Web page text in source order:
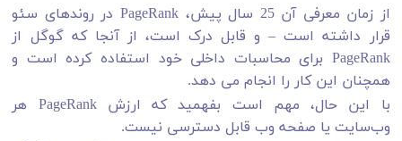
از زمان معرفی آن 25 سال پیش، PageRank در روندهای سئو
قرار داشته است – و قابل درک است، از آنجا که گوگل از
PageRank برای محاسبات داخلی خود استفاده کرده است و
همچنان این کار را انجام می دهد.
با این حال، مهم است بفهمید که ارزش PageRank هر
وب‌سایت یا صفحه وب قابل دسترسی نیست.